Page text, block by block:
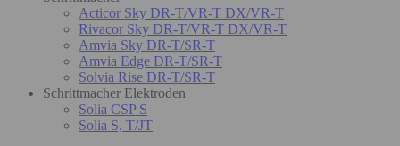
Acticor Sky DR-T/VR-T DX/VR-T
Rivacor Sky DR-T/VR-T DX/VR-T
Amvia Sky DR-T/SR-T
Amvia Edge DR-T/SR-T
Solvia Rise DR-T/SR-T
Schrittmacher Elektroden
Solia CSP S
Solia S, T/JT